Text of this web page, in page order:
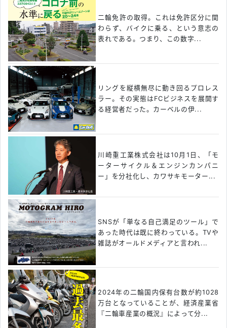
二輪免許の取得。これは免許区分に関
わらず、バイクに乗る、という意志の
表れである。つまり、この数字...
リングを縦横無尽に動き回るプロレス
ラー。その実態はFCビジネスを展開す
る経営者だった。カーベルの伊...
川崎重工業株式会社は10月1日、「モ
ーターサイクル＆エンジンカンパニ
ー」を分社化し、カワサキモーター...
SNSが「単なる自己満足のツール」で
あった時代は既に終わっている。TVや
雑誌がオールドメディアと言われ...
2024年の二輪国内保有台数が約1028
万台となっていることが、経済産業省
『二輪車産業の概況』によって分...